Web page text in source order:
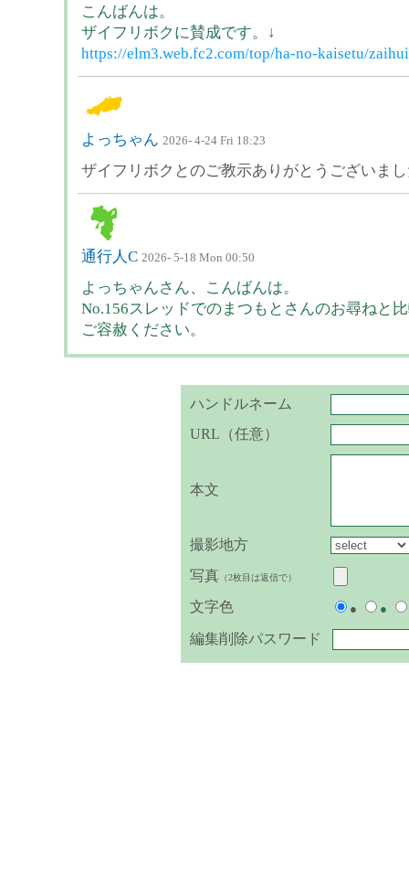
こんばんは。
ザイフリボクに賛成です。↓
https://elm3.web.fc2.com/top/ha-no-kaisetu/
よっちゃん 2026- 4-24 Fri 18:23
ザイフリボクとのご教示ありがとうございま
通行人C 2026- 5-18 Mon 00:50
よっちゃんさん、こんばんは。
No.156スレッドでのまつもとさんのお尋ねと
ご容赦ください。
ハンドルネーム
URL（任意）
本文
撮影地方
写真（2枚目は返信で）
文字色 ● ●
編集削除パスワード